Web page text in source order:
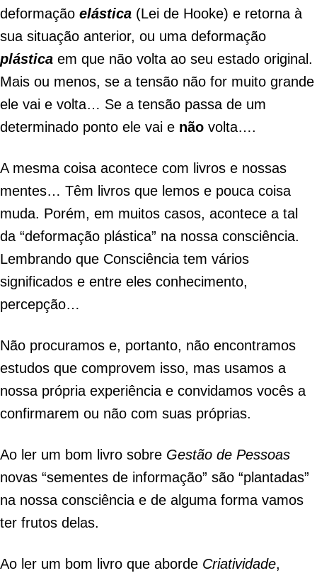
deformação elástica (Lei de Hooke) e retorna à
sua situação anterior, ou uma deformação
plástica em que não volta ao seu estado original.
Mais ou menos, se a tensão não for muito grande
ele vai e volta… Se a tensão passa de um
determinado ponto ele vai e não volta….
A mesma coisa acontece com livros e nossas
mentes… Têm livros que lemos e pouca coisa
muda. Porém, em muitos casos, acontece a tal
da “deformação plástica” na nossa consciência.
Lembrando que Consciência tem vários
significados e entre eles conhecimento,
percepção…
Não procuramos e, portanto, não encontramos
estudos que comprovem isso, mas usamos a
nossa própria experiência e convidamos vocês a
confirmarem ou não com suas próprias.
Ao ler um bom livro sobre Gestão de Pessoas
novas “sementes de informação” são “plantadas”
na nossa consciência e de alguma forma vamos
ter frutos delas.
Ao ler um bom livro que aborde Criatividade,